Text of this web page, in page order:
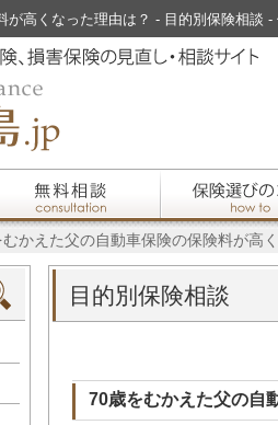
が高くなった理由は？ - 目的別保険相談
かえた父の自動車保険の保険料が高
目的別保険相談
70歳をむかえた父の自